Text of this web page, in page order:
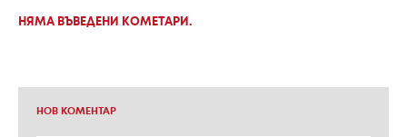
НЯМА ВЪВЕДЕНИ КОМЕТАРИ.
НОВ КОМЕНТАР